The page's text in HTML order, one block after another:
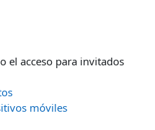
el acceso para invitados
móviles